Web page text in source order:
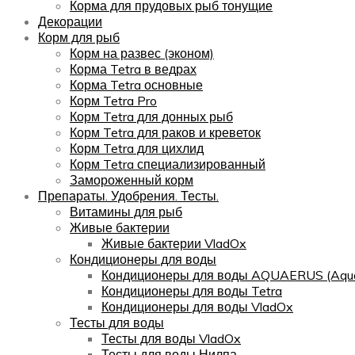
Корма для прудовых рыб тонущие
Декорации
Корм для рыб
Корм на развес (эконом)
Корма Tetra в ведрах
Корма Tetra основные
Корм Tetra Pro
Корм Tetra для донных рыб
Корм Tetra для раков и креветок
Корм Tetra для цихлид
Корм Tetra специализированный
Замороженный корм
Препараты. Удобрения. Тесты.
Витамины для рыб
Живые бактерии
Живые бактерии VladOx
Кондиционеры для воды
Кондиционеры для воды AQUAERUS
Кондиционеры для воды Tetra
Кондиционеры для воды VladOx
Тесты для воды
Тесты для воды VladOx